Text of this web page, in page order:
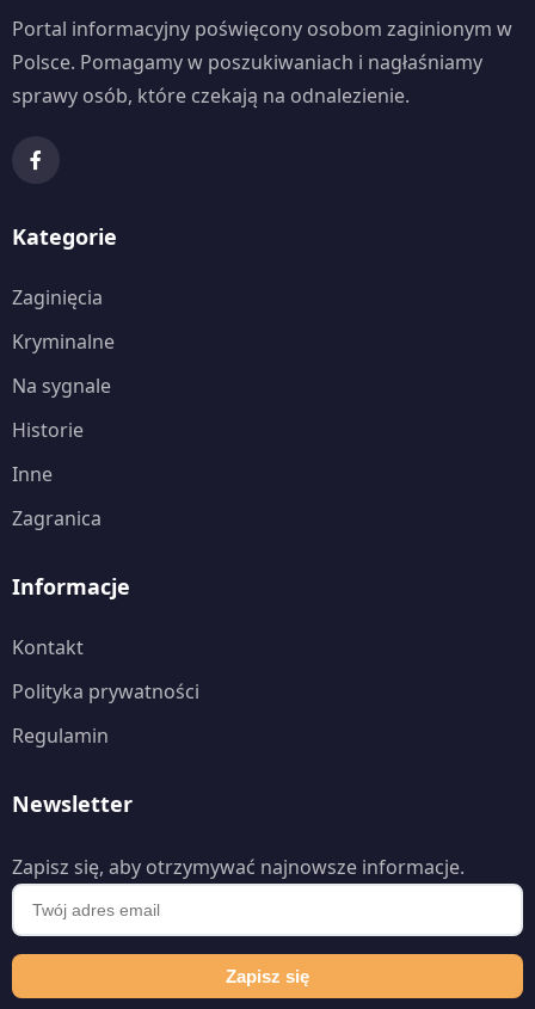
Portal informacyjny poświęcony osobom zaginionym w
Polsce. Pomagamy w poszukiwaniach i nagłaśniamy
sprawy osób, które czekają na odnalezienie.
Kategorie
Zaginięcia
Kryminalne
Na sygnale
Historie
Inne
Zagranica
Informacje
Kontakt
Polityka prywatności
Regulamin
Newsletter
Zapisz się, aby otrzymywać najnowsze informacje.
Zapisz się